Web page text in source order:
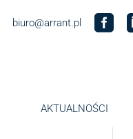
biuro@arrant.pl
AKTUALNOŚCI